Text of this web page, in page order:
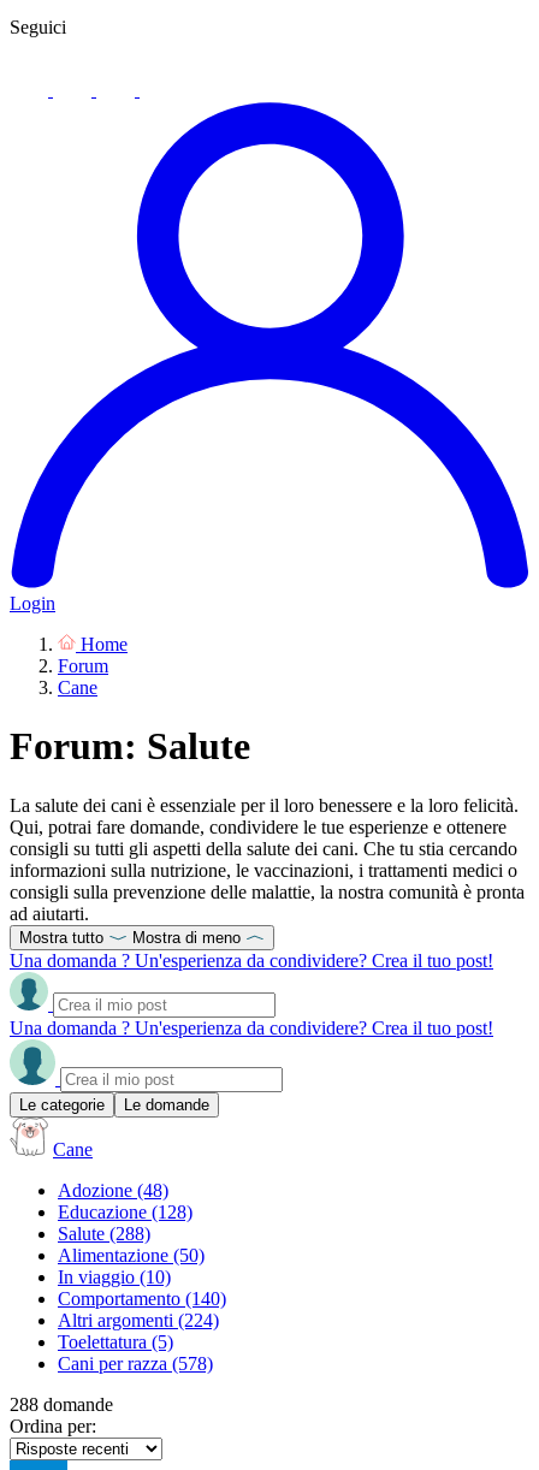
Seguici
Login
Home
Forum
Cane
Forum: Salute
La salute dei cani è essenziale per il loro benessere e la loro felicità.
Qui, potrai fare domande, condividere le tue esperienze e ottenere
consigli su tutti gli aspetti della salute dei cani. Che tu stia cercando
informazioni sulla nutrizione, le vaccinazioni, i trattamenti medici o
consigli sulla prevenzione delle malattie, la nostra comunità è pronta
ad aiutarti.
Mostra tutto Mostra di meno
Una domanda ? Un'esperienza da condividere? Crea il tuo post!
Una domanda ? Un'esperienza da condividere? Crea il tuo post!
Le categorie Le domande
Cane
Adozione (48)
Educazione (128)
Salute (288)
Alimentazione (50)
In viaggio (10)
Comportamento (140)
Altri argomenti (224)
Toelettatura (5)
Cani per razza (578)
288 domande
Ordina per: